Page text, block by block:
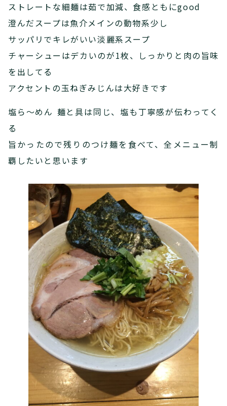
ストレートな細麺は茹で加減、食感ともにgood
澄んだスープは魚介メインの動物系少し
サッパリでキレがいい淡麗系スープ
チャーシューはデカいのが1枚、しっかりと肉の旨味
を出してる
アクセントの玉ねぎみじんは大好きです
塩ら～めん 麺と具は同じ、塩も丁寧感が伝わってく
る
旨かったので残りのつけ麺を食べて、全メニュー制
覇したいと思います